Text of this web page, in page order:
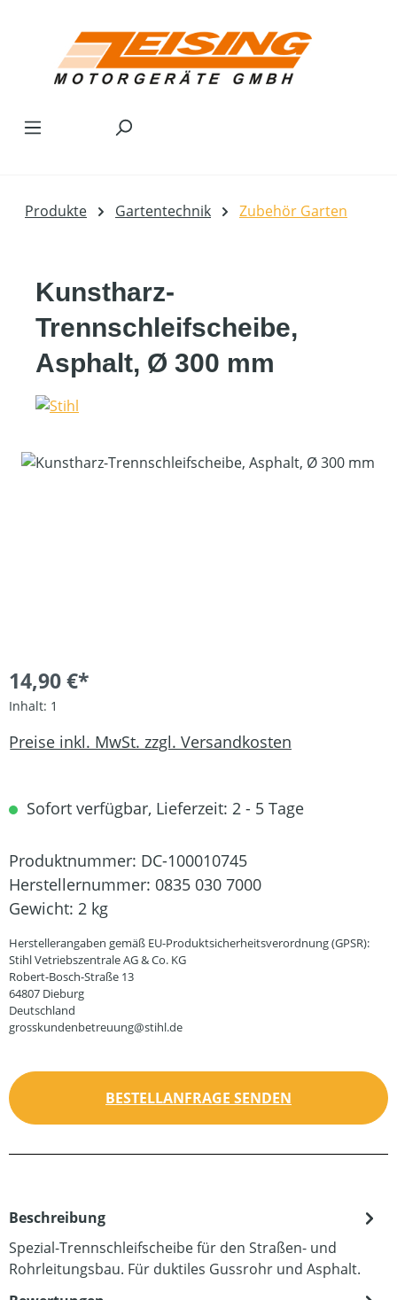
Produkte Gartentechnik Zubehör Garten
Kunstharz-
Trennschleifscheibe,
Asphalt, Ø 300 mm
Bildergalerie überspringen
14,90 €*
Inhalt: 1
Preise inkl. MwSt. zzgl. Versandkosten
Sofort verfügbar, Lieferzeit: 2 - 5 Tage
Produktnummer: DC-100010745
Herstellernummer: 0835 030 7000
Gewicht: 2 kg
Herstellerangaben gemäß EU-Produktsicherheitsverordnung (GPSR):
Stihl Vetriebszentrale AG & Co. KG
Robert-Bosch-Straße 13
64807 Dieburg
Deutschland
grosskundenbetreuung@stihl.de
BESTELLANFRAGE SENDEN
Beschreibung
Spezial-Trennschleifscheibe für den Straßen- und
Rohrleitungsbau. Für duktiles Gussrohr und Asphalt.